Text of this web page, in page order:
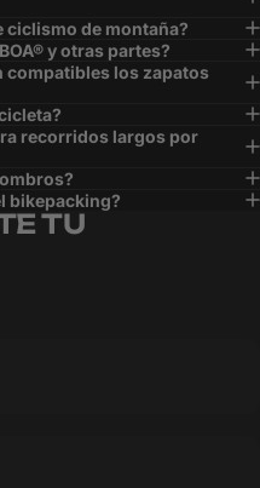
ciclismo de montaña?
y otras partes?
compatibles los zapatos
recorridos largos por
bikepacking?
TU